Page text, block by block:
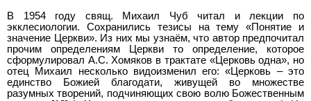
В 1954 году свящ. Михаил Чуб читал и лекции по
экклесиологии. Сохранились тезисы на тему «Понятие и
значение Церкви». Из них мы узнаём, что автор предпочитал
прочим определениям Церкви то определение, которое
сформулировал А.С. Хомяков в трактате «Церковь одна», но
отец Михаил несколько видоизменил его: «Церковь – это
единство Божией благодати, живущей во множестве
разумных творений, подчиняющих свою волю Божественным